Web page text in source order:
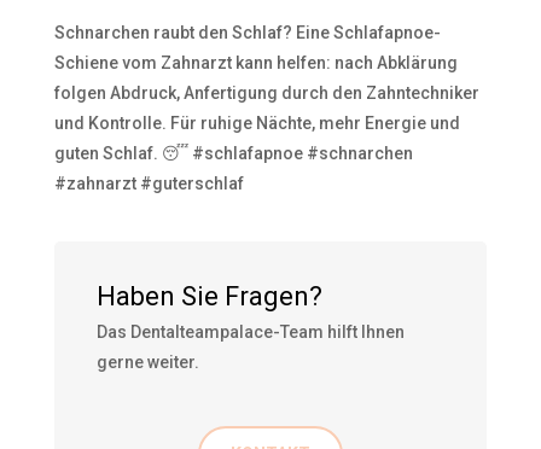
Schnarchen raubt den Schlaf? Eine Schlafapnoe-
Schiene vom Zahnarzt kann helfen: nach Abklärung
folgen Abdruck, Anfertigung durch den Zahntechniker
und Kontrolle. Für ruhige Nächte, mehr Energie und
guten Schlaf. 😴 #schlafapnoe #schnarchen
#zahnarzt #guterschlaf
Haben Sie Fragen?
Das Dentalteampalace-Team hilft Ihnen
gerne weiter.